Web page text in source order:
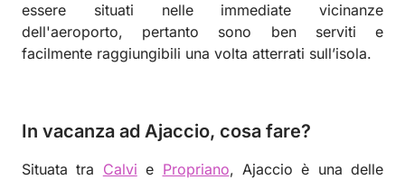
essere situati nelle immediate vicinanze
dell'aeroporto, pertanto sono ben serviti e
facilmente raggiungibili una volta atterrati sull’isola.
In vacanza ad Ajaccio, cosa fare?
Situata tra Calvi e Propriano, Ajaccio è una delle